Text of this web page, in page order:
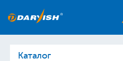
Каталог